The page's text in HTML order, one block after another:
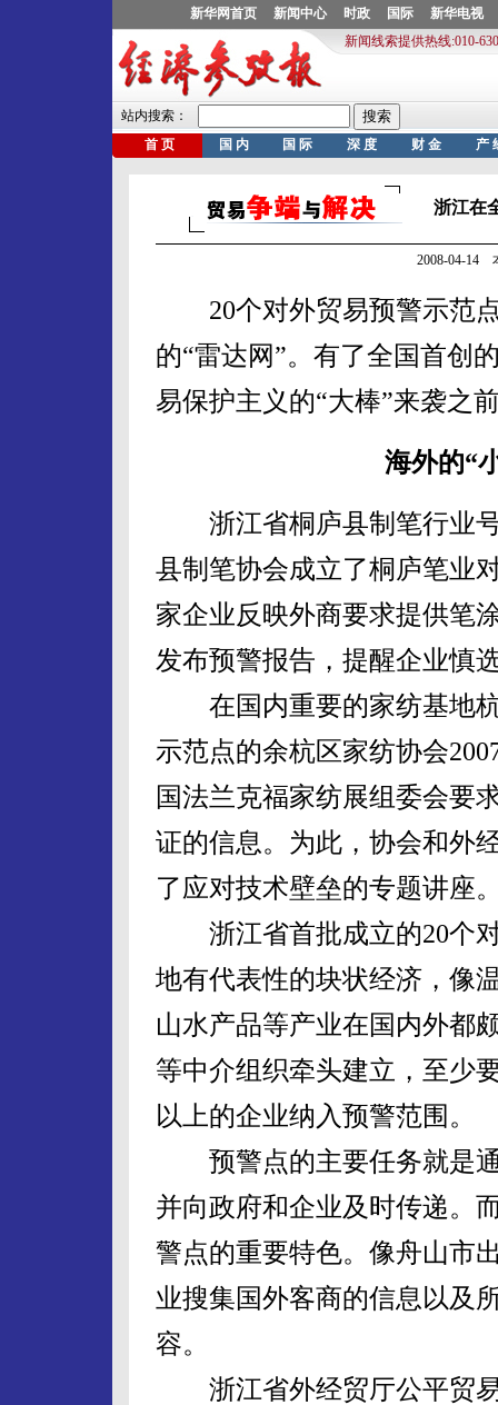
浙江在
2008-04-14
20个对外贸易预警示范点
的“雷达网”。有了全国首创
易保护主义的“大棒”来袭之
海外的“
浙江省桐庐县制笔行业号
县制笔协会成立了桐庐笔业
家企业反映外商要求提供笔
发布预警报告，提醒企业慎
在国内重要的家纺基地杭
示范点的余杭区家纺协会
国法兰克福家纺展组委会要
证的信息。为此，协会和外
了应对技术壁垒的专题讲座
浙江省首批成立的20个对
地有代表性的块状经济，像
山水产品等产业在国内外都
等中介组织牵头建立，至少
以上的企业纳入预警范围。
预警点的主要任务就是通
并向政府和企业及时传递。
警点的重要特色。像舟山市
业搜集国外客商的信息以及
容。
浙江省外经贸厅公平贸易